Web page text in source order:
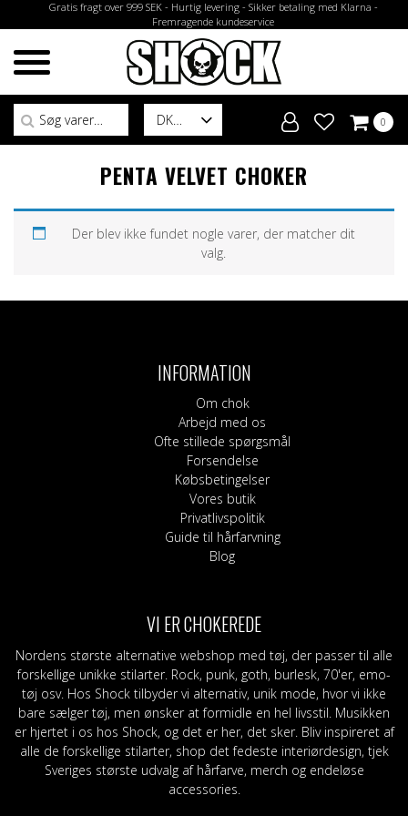
Gratis fragt over 999 SEK - Hurtig levering - Sikker betaling med Klarna -
Fremragende kundeservice
DK
Søg efter:
0
PENTA VELVET CHOKER
Der blev ikke fundet nogle varer, der matcher dit
valg.
INFORMATION
Om chok
Arbejd med os
Ofte stillede spørgsmål
Forsendelse
Købsbetingelser
Vores butik
Privatlivspolitik
Guide til hårfarvning
Blog
VI ER CHOKEREDE
Nordens største alternative webshop med tøj, der passer til alle
forskellige unikke stilarter. Rock, punk, goth, burlesk, 70'er, emo-
tøj osv. Hos Shock tilbyder vi alternativ, unik mode, hvor vi ikke
bare sælger tøj, men ønsker at formidle en hel livsstil. Musikken
er hjertet i os hos Shock, og det er her, det sker. Bliv inspireret af
alle de forskellige stilarter, shop det fedeste interiørdesign, tjek
Sveriges største udvalg af hårfarve, merch og endeløse
accessories.